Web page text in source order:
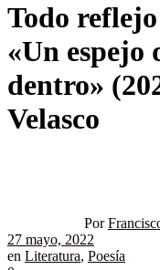
Todo
«Un espejo
dentro»
Velasco
Por
27 mayo, 2022
en Literatura, Poesía